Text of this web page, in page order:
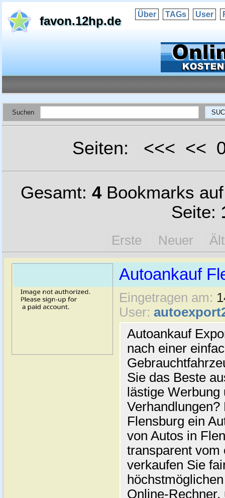
favon.12hp.de Über TAGs User
Suchen
Seiten: <<< <<
Gesamt: 4Bookmarks
Seite:
Erste Neuer
Autoankauf
Eingetragen am:
User:
Autoankauf
nach einer
Sie das Beste
lästige
Flensburg ein
von Autos in
transparent vom
verkaufen Sie
Online-